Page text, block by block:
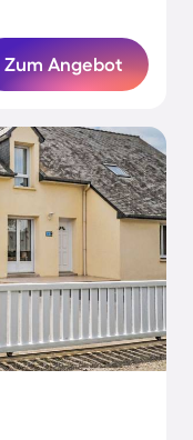
Zum Angebot